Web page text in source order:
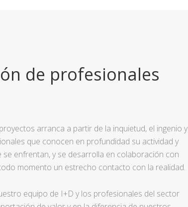
de profesionales
arranca a partir de la inquietud, el ingenio y
que conocen en profundidad su actividad y
se enfrentan, y se desarrolla en colaboración con
momento un estrecho contacto con la realidad.
equipo de I+D y los profesionales del sector